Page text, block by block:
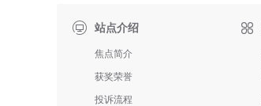
站点介绍
焦点简介
获奖荣誉
投诉流程
